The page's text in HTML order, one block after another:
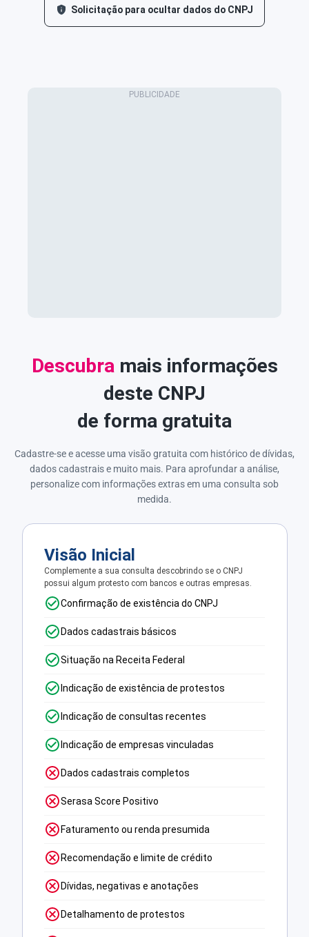
Solicitação para ocultar dados do CNPJ
Descubra mais informações
deste CNPJ
de forma gratuita
Cadastre-se e acesse uma visão gratuita com histórico de dívidas,
dados cadastrais e muito mais. Para aprofundar a análise,
personalize com informações extras em uma consulta sob
medida.
Visão Inicial
Complemente a sua consulta descobrindo se o CNPJ
possui algum protesto com bancos e outras empresas.
Confirmação de existência do CNPJ
Dados cadastrais básicos
Situação na Receita Federal
Indicação de existência de protestos
Indicação de consultas recentes
Indicação de empresas vinculadas
Dados cadastrais completos
Serasa Score Positivo
Faturamento ou renda presumida
Recomendação e limite de crédito
Dívidas, negativas e anotações
Detalhamento de protestos